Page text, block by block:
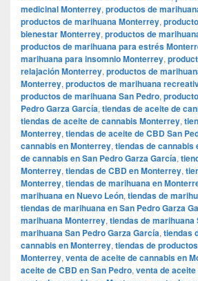
medicinal Monterrey, productos de
productos de marihuana Monterrey,
bienestar Monterrey, productos de
productos de marihuana para estrés
marihuana para insomnio Monterrey,
relajación Monterrey, productos de
Monterrey, productos de marihuana
productos de marihuana San Pedro,
Pedro Garza García, tiendas de aceite de
tiendas de aceite de cannabis Monterrey,
Monterrey, tiendas de aceite de CBD San
cannabis en Monterrey, tiendas de cannabis
de cannabis en San Pedro Garza García,
Monterrey, tiendas de CBD en Monterrey,
Monterrey, tiendas de marihuana en
marihuana en Nuevo León, tiendas de
tiendas de marihuana en San Pedro Garza
marihuana Monterrey, tiendas de marihuana
marihuana San Pedro Garza García, tiendas
cannabis en Monterrey, tiendas de
Monterrey, venta de aceite de cannabis en
aceite de CBD en San Pedro, venta de